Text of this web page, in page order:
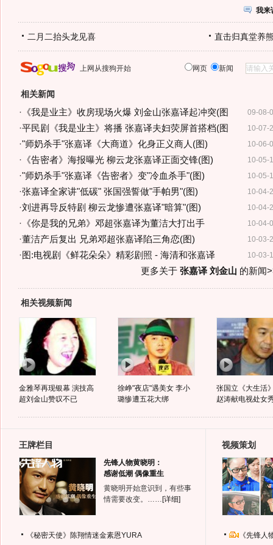
我来
二月二抬头龙见喜 直击归真堂养
上网从搜狗开始 网页 新闻
相关新闻
09-08-
· 《我是业主》收房现场火爆 刘金山张嘉译起冲突(图
10-07-
·平民剧《我是业主》将播 张嘉译夫妇荧屏首搭档(图
10-06-
·"师奶杀手"张嘉译《大商道》化身正义商人(图)
10-05-
· 《告密者》海报曝光 柳云龙张嘉译正面交锋(图)
10-05-
·"师奶杀手"张嘉译《告密者》变"冷血杀手"(图)
10-04-
·张嘉译全家讲"低碳" 张国强誓做"手帕男"(图)
10-04-
·刘进再导反特剧 柳云龙惨遭张嘉译"暗算"(图)
10-04-
· 《你是我的兄弟》邓超张嘉译为董洁大打出手
10-03-
·董洁产后复出 兄弟邓超张嘉译陷三角恋(图)
10-03-
· 图:电视剧《鲜花朵朵》精彩剧照 - 海清和张嘉译
更多关于 张嘉译 刘金山 的新闻
相关视频新闻
金雅琴再现银幕 演技高
超刘金山赞叹不已
徐峥"夜店"遇美女 李小
璐惨遭五花大绑
张国立《大生活
赵涛献电视处女
王牌栏目
先锋人物黄晓明：
感谢低潮 偶像重生
黄晓明开始意识到，有些事
情需要改变。…… [详细]
《秘密天使》陈翔情迷金素恩YURA
视频策划
《先锋